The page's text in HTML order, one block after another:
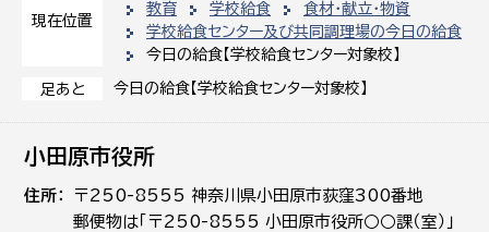
現在位置
教育
学校給食
食材・献立・物資
学校給食センター及び共同調理場の今日の給食
今日の給食【学校給食センター対象校】
足あと 今日の給食【学校給食センター対象校】
小田原市役所
住所
〒250-8555 神奈川県小田原市荻窪300番地
郵便物は「〒250-8555 小田原市役所○○課（室）」